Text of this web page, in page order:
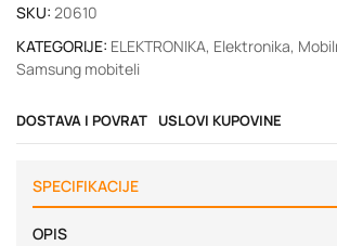
SKU: 20610
KATEGORIJE: ELEKTRONIKA, Elektronika,
Samsung mobiteli
DOSTAVA I POVRAT USLOVI KUPOVINE
SPECIFIKACIJE
OPIS